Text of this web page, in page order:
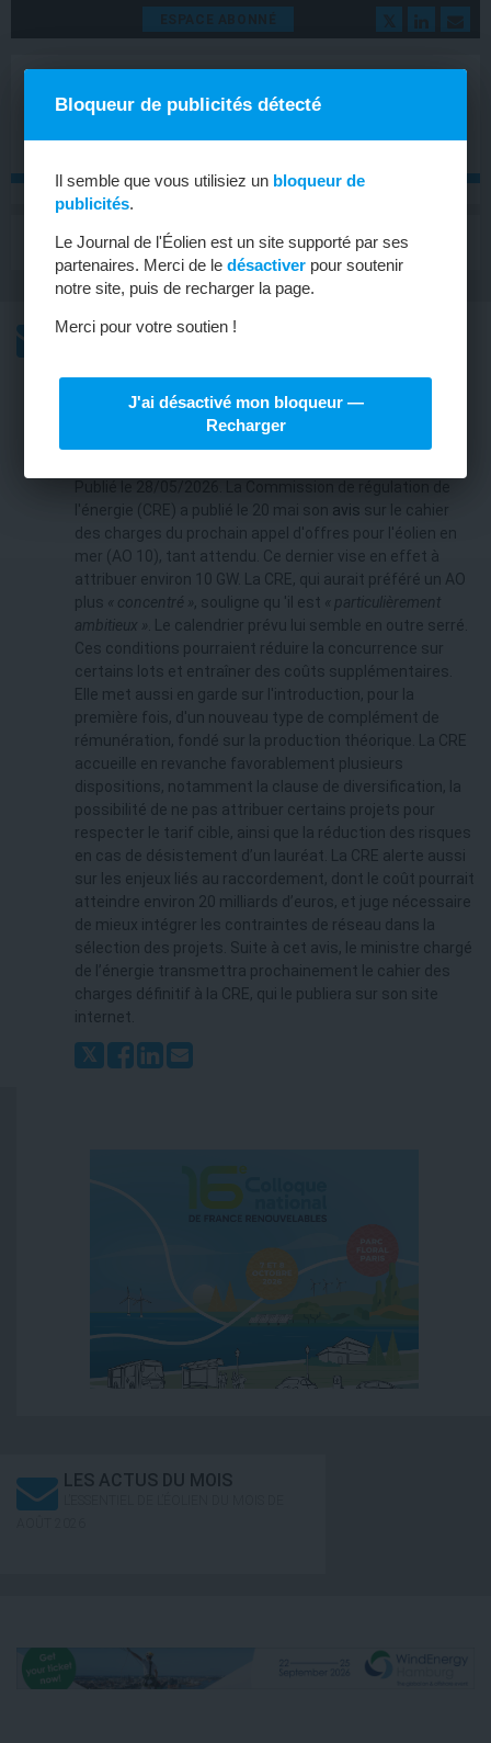
ESPACE ABONNÉ
MENU
L’ACTU
ÉOLIEN EN MER
Éolien en mer : l’AO 10 est imminent
l'énergie (CRE) a publié le 20 mai son avis sur le cahier
des charges du prochain appel d'offres pour l'éolien en
mer (AO 10), tant attendu. Ce dernier vise en effet à
attribuer environ 10 GW. La CRE, qui aurait préféré un AO
plus
« concentré » , souligne qu 'il est
« particulièrement
ambitieux »
. Le calendrier prévu lui semble en outre serré.
Ces conditions pourraient réduire la concurrence sur
certains lots et entraîner des coûts supplémentaires.
Elle met aussi en garde sur l'introduction, pour la
première fois, d'un nouveau type de complément de
rémunération, fondé sur la production théorique. La CRE
accueille en revanche favorablement plusieurs
dispositions, notamment la clause de diversification, la
possibilité de ne pas attribuer certains projets pour
respecter le tarif cible, ainsi que la réduction des risques
en cas de désistement d’un lauréat. La CRE alerte aussi
sur les enjeux liés au raccordement, dont le coût pourrait
atteindre environ 20 milliards d’euros, et juge nécessaire
de mieux intégrer les contraintes de réseau dans la
sélection des projets. Suite à cet avis, le ministre chargé
de l’énergie transmettra prochainement le cahier des
charges définitif à la CRE, qui le publiera sur son site
internet.
LES ACTUS DU MOIS
Bloqueur de publicités détecté
Il semble que vous utilisiez un bloqueur de
publicités.
Le Journal de l'Éolien est un site supporté par ses
partenaires. Merci de ledésactiver pour soutenir
notre site, puis de recharger la page.
Merci pour votre soutien !
J'ai désactivé mon bloqueur —
Recharger